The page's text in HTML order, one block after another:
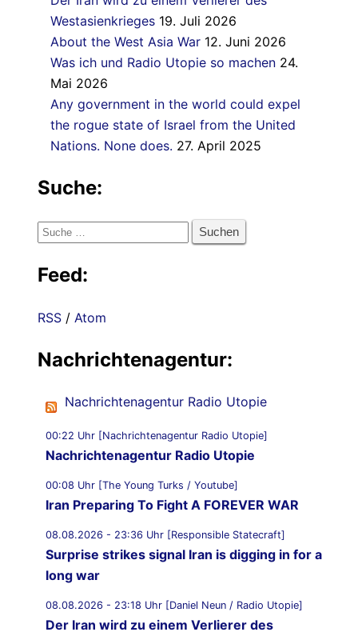
Westasienkrieges 19. Juli 2026
About the West Asia War 12. Juni 2026
Was ich und Radio Utopie so machen 24.
Mai 2026
Any government in the world could expel
the rogue state of Israel from the United
Nations. None does. 27. April 2025
Suche:
Suche
Feed:
RSS / Atom
Nachrichtenagentur:
Nachrichtenagentur Radio Utopie
00:22 Uhr [Nachrichtenagentur Radio Utopie]
Nachrichtenagentur Radio Utopie
00:08 Uhr [The Young Turks / Youtube]
Iran Preparing To Fight A FOREVER WAR
08.08.2026 - 23:36 Uhr [Responsible Statecraft]
Surprise strikes signal Iran is digging in for a
long war
08.08.2026 - 23:18 Uhr [Daniel Neun / Radio Utopie]
Der Iran wird zu einem Verlierer des